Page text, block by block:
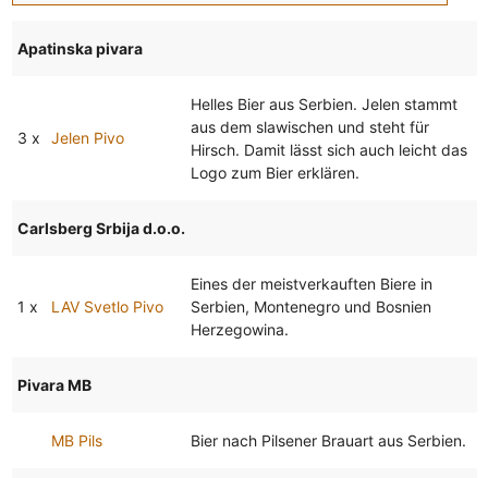
Apatinska pivara
3 x Jelen Pivo
Helles Bier aus Serbien. Jelen stammt
aus dem slawischen und steht für
Hirsch. Damit lässt sich auch leicht das
Logo zum Bier erklären.
Carlsberg Srbija d.o.o.
1 x LAV Svetlo Pivo
Eines der meistverkauften Biere in
Serbien, Montenegro und Bosnien
Herzegowina.
Pivara MB
MB Pils Bier nach Pilsener Brauart aus Serbien.